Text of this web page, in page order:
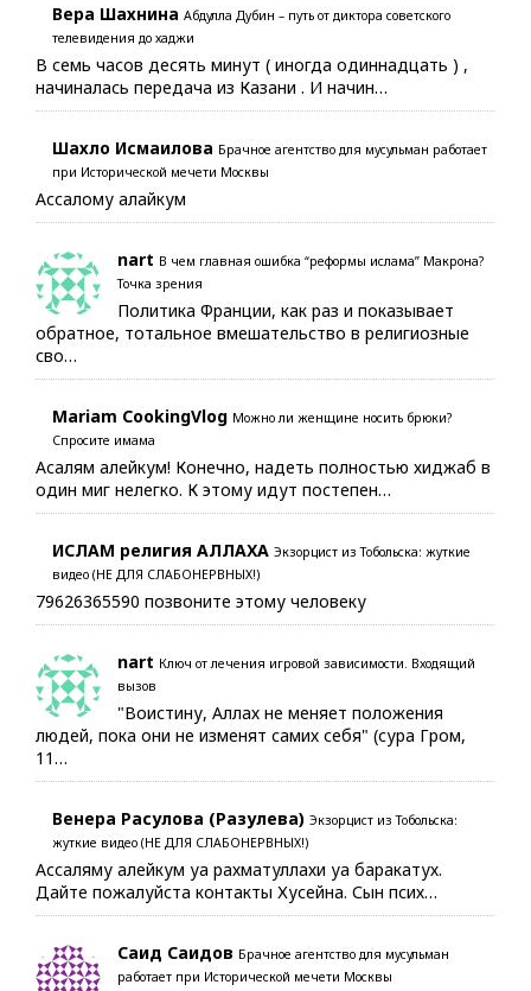
Вера Шахнина Абдулла Дубин – путь от диктора советского
телевидения до хаджи
В семь часов десять минут ( иногда одиннадцать ) ,
начиналась передача из Казани . И начин…
Шахло Исмаилова Брачное агентство для мусульман работает
при Исторической мечети Москвы
Ассалому алайкум
nart В чем главная ошибка “реформы ислама” Макрона?
Точка зрения
Политика Франции, как раз и показывает
обратное, тотальное вмешательство в религиозные
сво…
Mariam CookingVlog Можно ли женщине носить брюки?
Спросите имама
Асалям алейкум! Конечно, надеть полностью хиджаб в
один миг нелегко. К этому идут постепен…
ИСЛАМ религия АЛЛАХА Экзорцист из Тобольска: жуткие
видео (НЕ ДЛЯ СЛАБОНЕРВНЫХ!)
79626365590 позвоните этому человеку
nart Ключ от лечения игровой зависимости. Входящий
вызов
"Воистину, Аллах не меняет положения
людей, пока они не изменят самих себя" (сура Гром,
11…
Венера Расулова (Разулева) Экзорцист из Тобольска:
жуткие видео (НЕ ДЛЯ СЛАБОНЕРВНЫХ!)
Ассаляму алейкум уа рахматуллахи уа баракатух.
Дайте пожалуйста контакты Хусейна. Сын псих…
Саид Саидов Брачное агентство для мусульман
работает при Исторической мечети Москвы